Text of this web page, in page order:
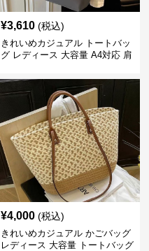
¥3,610 (税込)
きれいめカジュアル トートバッ
グ レディース 大容量 A4対応 肩
¥4,000 (税込)
きれいめカジュアル かごバッグ
レディース 大容量 トートバッグ